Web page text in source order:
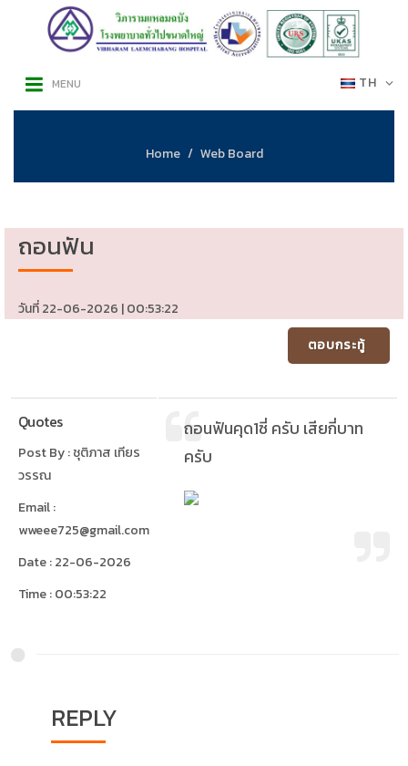
TH
MENU
Home Web Board
ถอนฟัน
วันที่ 22-06-2026 | 00:53:22
ตอบกระทู้
Quotes
Post By : ชุติภาส เทียร
วรรณ
Email :
wweee725@gmail.com
Date : 22-06-2026
Time : 00:53:22
ถอนฟันคุด1ซี่ ครับ เสียกี่บาท
ครับ
REPLY